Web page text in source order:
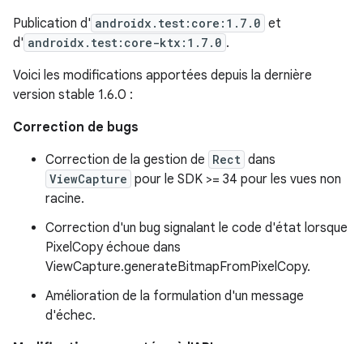
Publication d' androidx.test:core:1.7.0 et
d' androidx.test:core-ktx:1.7.0 .
Voici les modifications apportées depuis la dernière
version stable 1.6.0 :
Correction de bugs
Correction de la gestion de Rect dans
ViewCapture pour le SDK >= 34 pour les vues non
racine.
Correction d'un bug signalant le code d'état lorsque
PixelCopy échoue dans
ViewCapture.generateBitmapFromPixelCopy.
Amélioration de la formulation d'un message
d'échec.